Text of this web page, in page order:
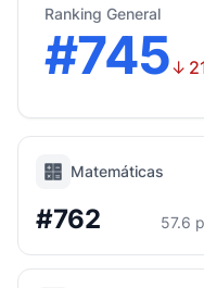
Ranking General
#745↓
Matemáticas
#762 57.6